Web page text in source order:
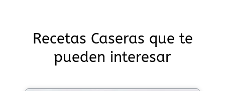
Recetas Caseras que te
pueden interesar